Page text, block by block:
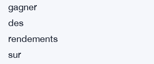
gagner
des
rendements
sur